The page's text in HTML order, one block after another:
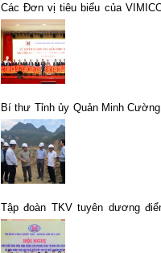
Các Đơn vị tiêu biểu của
Hội nghị thi đua Tập Đoàn CN
Việt Nam
Bí thư Tỉnh ủy Quản Minh Cường
ty cổ phần Khoáng sản và Luyện
Tập đoàn TKV tuyên dương
thợ giỏi